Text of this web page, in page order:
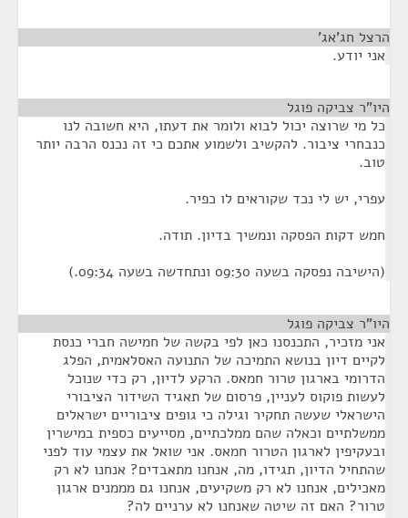
הרצל חג'אג'
אני יודע.
היו"ר צביקה פוגל
כל מי שרוצה יכול לבוא ולומר את דעתו, היא חשובה לנו
כנבחרי ציבור. להקשיב ולשמוע אתכם כי זה נכנס הרבה יותר
טוב.
עפרי, יש לי נכד שקוראים לו כפיר.
חמש דקות הפסקה ונמשיך בדיון. תודה.
(הישיבה נפסקה בשעה 09:30 ונתחדשה בשעה 09:34.)
היו"ר צביקה פוגל
אני מזכיר, התכנסנו כאן לפי בקשה של חמישה חברי כנסת
לקיים דיון בנושא התמיכה של התנועה האסלאמית, הפלג
הדרומי בארגון טרור חמאס. הרקע לדיון, רק כדי שנוכל
לעשות פוקוס לעניין, פרסום של תאגיד השידור הציבורי
הישראלי שעשה תחקיר וגילה כי גופים ציבוריים ישראלים
ממשלתיים וכאלה שהם ממלכתיים, מסייעים כספית במישרין
ובעקיפין לארגון הטרור חמאס. אני שואל את עצמי עוד לפני
שהתחיל הדיון, תגידו, מה, אנחנו מתאבדים? אנחנו לא רק
מאכילים, אנחנו לא רק משקיעים, אנחנו גם מממנים ארגון
טרור? האם זה שיטה שאנחנו לא ערניים לה?